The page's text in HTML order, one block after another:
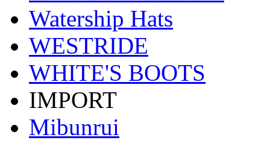
Watership Hats
WESTRIDE
WHITE'S BOOTS
IMPORT
Mibunrui